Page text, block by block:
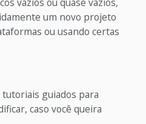
vazios ou quase vazios,
um novo projeto
ou usando certas
guiados para
caso você queira